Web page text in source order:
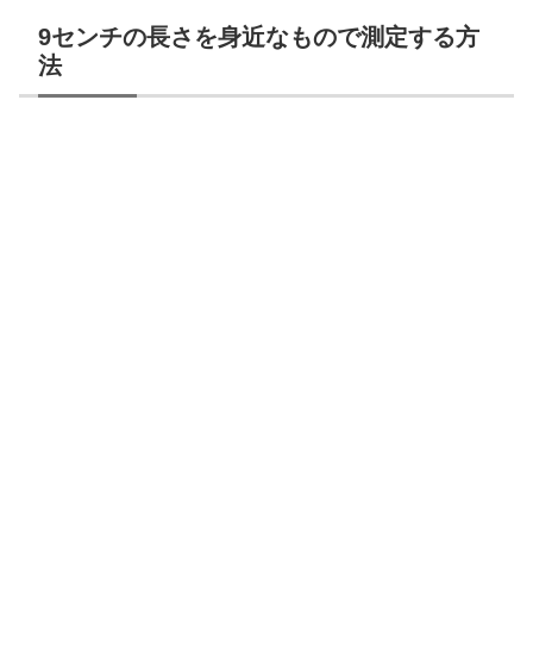
9センチの長さを身近なもので測定する方
法